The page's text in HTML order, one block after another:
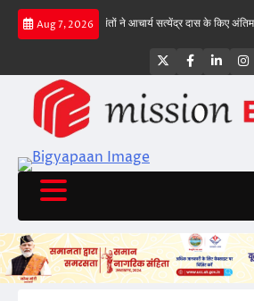
Skip
Aug 7, 2026
क्रीज पर संतों ने आचार्य सत्येंद्र दास के किए अंतिम
Twitter
Facebook